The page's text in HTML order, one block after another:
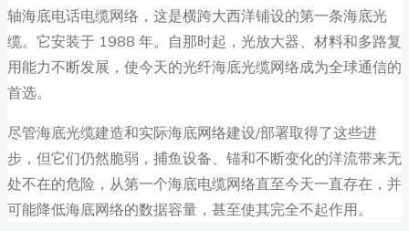
轴海底电话电缆网络，这是横跨大西洋铺设的第一条海底光
缆。它安装于 1988 年。自那时起，光放大器、材料和多路复
用能力不断发展，使今天的光纤海底光缆网络成为全球通信的
首选。
尽管海底光缆建造和实际海底网络建设/部署取得了这些进
步，但它们仍然脆弱，捕鱼设备、锚和不断变化的洋流带来无
处不在的危险，从第一个海底电缆网络直至今天一直存在，并
可能降低海底网络的数据容量，甚至使其完全不起作用。